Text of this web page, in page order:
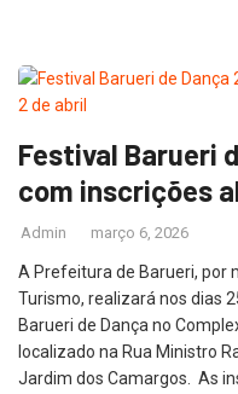
Festival Barueri
com inscrições
Admin março 6, 2026
A Prefeitura de Barueri, por
Turismo, realizará nos dias
Barueri de Dança no
localizado na Rua Ministro
Jardim dos Camargos. As